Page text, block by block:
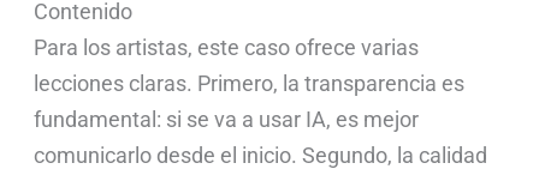
Contenido
Para los artistas, este caso ofrece varias
lecciones claras. Primero, la transparencia es
fundamental: si se va a usar IA, es mejor
comunicarlo desde el inicio. Segundo, la calidad